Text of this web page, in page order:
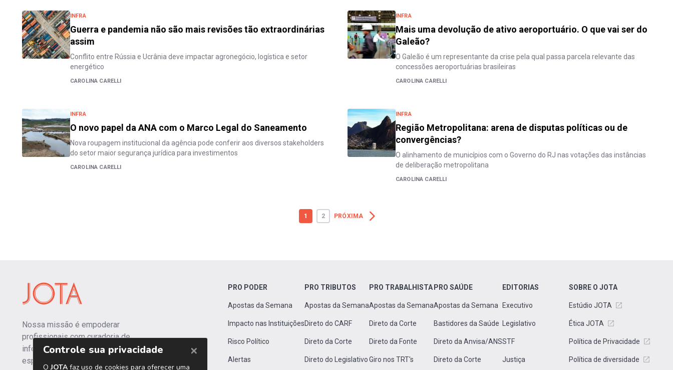
INFRA
Guerra e pandemia não são mais revisões tão extraordinárias
assim
Conflito entre Rússia e Ucrânia deve impactar agronegócio, logística e setor
energético
CAROLINA CARELLI
INFRA
Mais uma devolução de ativo aeroportuário. O que vai ser do
Galeão?
O Galeão é um representante da crise pela qual passa parcela relevante das
concessões aeroportuárias brasileiras
CAROLINA CARELLI
INFRA
O novo papel da ANA com o Marco Legal do Saneamento
Nova roupagem institucional da agência pode conferir aos diversos stakeholders
do setor maior segurança jurídica para investimentos
CAROLINA CARELLI
INFRA
Região Metropolitana: arena de disputas políticas ou de
convergências?
O alinhamento de municípios com o Governo do RJ nas votações das instâncias
de deliberação metropolitana
CAROLINA CARELLI
1 2 PRÓXIMA
Nossa missão é empoderar
profissionais com curadoria de
informações independentes e
especializadas.
PRO PODER
Apostas da Semana
Impacto nas Instituições
Risco Político
Alertas
PRO TRIBUTOS
Apostas da Semana
Direto do CARF
Direto da Corte
Direto do Legislativo
PRO TRABALHISTA
Apostas da Semana
Direto da Corte
Direto da Fonte
Giro nos TRT's
PRO SAÚDE
Apostas da Semana
Bastidores da Saúde
Direto da Anvisa/ANS
Direto da Corte
EDITORIAS
Executivo
Legislativo
STF
Justiça
SOBRE O JOTA
Estúdio JOTA
Ética JOTA
Política de Privacidade
Política de diversidade